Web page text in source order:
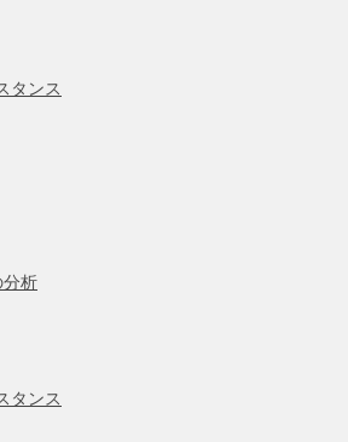
タンス
分析
タンス